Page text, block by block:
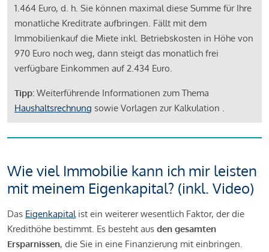
1.464 Euro, d. h. Sie können maximal diese Summe für Ihre
monatliche Kreditrate aufbringen. Fällt mit dem
Immobilienkauf die Miete inkl. Betriebskosten in Höhe von
970 Euro noch weg, dann steigt das monatlich frei
verfügbare Einkommen auf 2.434 Euro.
Tipp: Weiterführende Informationen zum Thema
Haushaltsrechnung sowie Vorlagen zur Kalkulation .
Wie viel Immobilie kann ich mir leisten
mit meinem Eigenkapital? (inkl. Video)
Das Eigenkapitalist ein weiterer wesentlich Faktor, der die
Kredithöhe bestimmt. Es besteht aus den gesamten
Ersparnissen, die Sie in eine Finanzierung mit einbringen.